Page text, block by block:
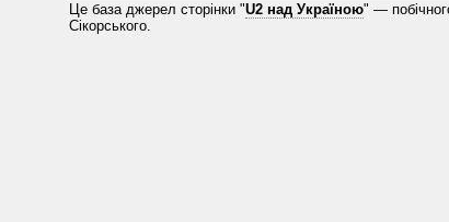
Це база джерел сторінки "U2 над Україною" —
Сікорського.